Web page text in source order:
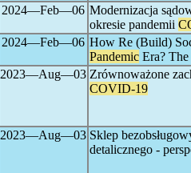
2024―Feb―06 Modernizacja
okresie pandemii
2024―Feb―06 How Re (Build)
Pandemic Era?
2023―Aug―03 Zrównoważone
COVID-19
2023―Aug―03 Sklep
detalicznego -